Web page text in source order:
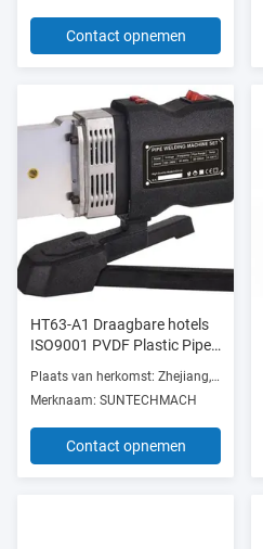
Contact opnemen
HT63-A1 Draagbare hotels
ISO9001 PVDF Plastic Pipe
Gemakkelijk te bedienen
Plaats van herkomst: Zhejiang, China
Merknaam: SUNTECHMACH
Contact opnemen